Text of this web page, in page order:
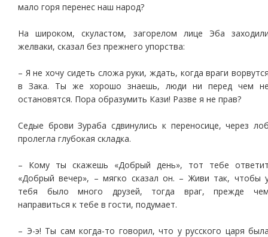
мало горя перенес наш народ?
На широком, скуластом, загорелом лице Эба
желваки, сказал без прежнего упорства:
– Я не хочу сидеть сложа руки, ждать, когда враги
в Зака. Ты же хорошо знаешь, люди ни перед чем
остановятся. Пора образумить Кази! Разве я не прав?
Седые брови Зураба сдвинулись к переносице, через
пролегла глубокая складка.
– Кому ты скажешь «Добрый день», тот тебе
«Добрый вечер», – мягко сказал он. – Живи так, чтобы
тебя было много друзей, тогда враг, прежде
направиться к тебе в гости, подумает.
– Э-э! Ты сам когда-то говорил, что у русского царя